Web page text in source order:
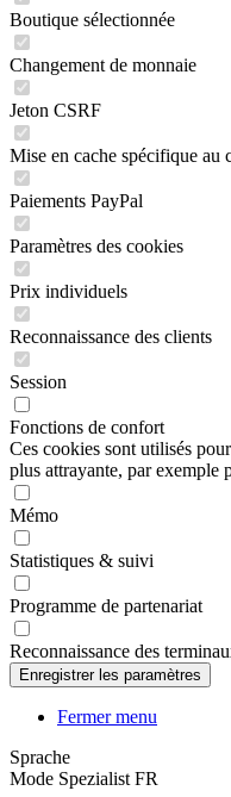
Boutique sélectionnée
Changement de monnaie
Jeton CSRF
Mise en cache spécifique au
Paiements PayPal
Paramètres des cookies
Prix individuels
Reconnaissance des clients
Session
Fonctions de confort
Ces cookies sont utilisés
plus attrayante, par exemple
Mémo
Statistiques & suivi
Programme de partenariat
Reconnaissance des
Fermer menu
Sprache
Mode Spezialist FR